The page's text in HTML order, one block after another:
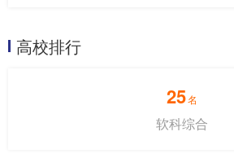
高校排行
25名
软科综合